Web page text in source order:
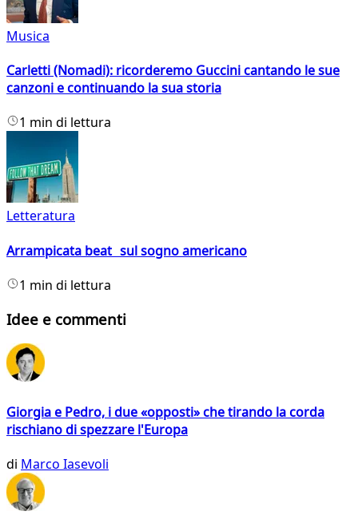
Musica
Carletti (Nomadi): ricorderemo Guccini cantando le sue
canzoni e continuando la sua storia
1 min di lettura
Letteratura
Arrampicata beat sul sogno americano
1 min di lettura
Idee e commenti
Giorgia e Pedro, i due «opposti» che tirando la corda
rischiano di spezzare l'Europa
di Marco Iasevoli